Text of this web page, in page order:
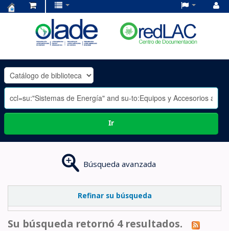
OLADE
-
Ir
Búsqueda avanzada
Refinar su búsqueda
Su búsqueda retornó 4 resultados.